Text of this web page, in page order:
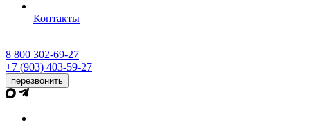
Контакты
8 800 302-69-27
+7 (903) 403-59-27
перезвонить